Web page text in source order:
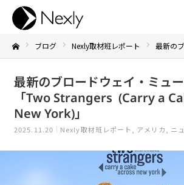
ブログ Nexly取材班レポート 最新のブロードウェイ・
最新のブロードウェイ・ミュー
「Two Strangers (Carry a
New York)」
2025.11.20 Nexly取材班レポート アメリカ ニ